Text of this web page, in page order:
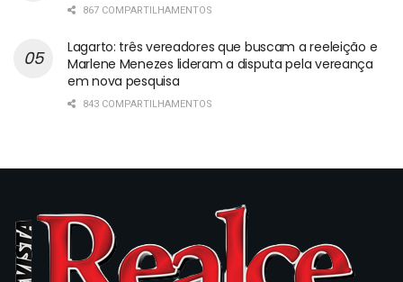
867 COMPARTILHAMENTOS
Lagarto: três vereadores que buscam a reeleição e
Marlene Menezes lideram a disputa pela vereança
em nova pesquisa
843 COMPARTILHAMENTOS